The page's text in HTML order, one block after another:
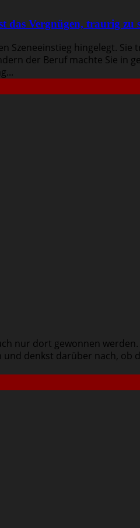
Vergnügen, traurig zu
Szeneeinstieg hingelegt. Sie
der Beruf machte Sie in
nur dort gewonnen
denkst darüber nach, ob